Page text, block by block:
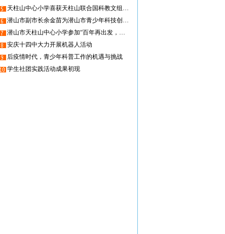
天柱山中心小学喜获天柱山联合国科教文组织世界地质公园首批科普示范学校
潜山市副市长余金苗为潜山市青少年科技创新专家工作室揭牌
潜山市天柱山中心小学参加“百年再出发，迈向高水平科技 自立自强”全国科普日潜山市主场活动启动仪式
安庆十四中大力开展机器人活动
后疫情时代，青少年科普工作的机遇与挑战
学生社团实践活动成果初现